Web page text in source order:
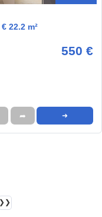
22.2 m²
550 €
➦ ➜
❯❯